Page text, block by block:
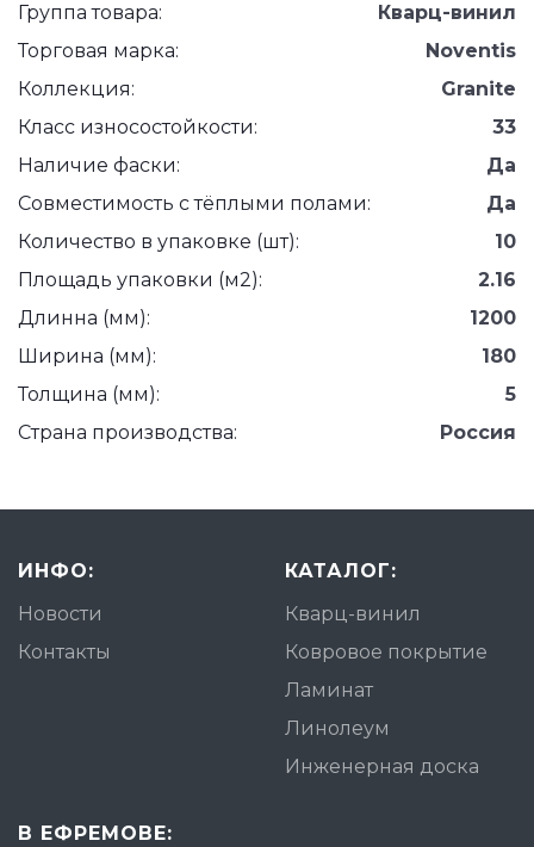
Группа товара:
Кварц-винил
Торговая марка:
Noventis
Коллекция:
Granite
Класс износостойкости:
33
Наличие фаски:
Да
Совместимость с тёплыми полами:
Да
Количество в упаковке (шт):
10
Площадь упаковки (м2):
2.16
Длинна (мм):
1200
Ширина (мм):
180
Толщина (мм):
5
Страна производства:
Россия
ИНФО:
Новости
Контакты
КАТАЛОГ:
Кварц-винил
Ковровое покрытие
Ламинат
Линолеум
Инженерная доска
В ЕФРЕМОВЕ: